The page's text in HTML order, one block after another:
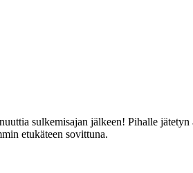
sulkemisajan jälkeen! Pihalle
etukäteen sovittuna.